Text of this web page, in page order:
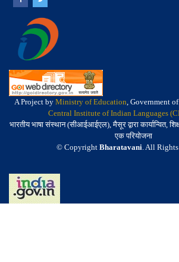
A Project by Ministry of Education, Government
Central Institute of Indian Languages
भारतीय भाषा संस्थान (सीआईआईएल), मैसूर द्वारा कार्यान्वित,
एक परियोजना
© Copyright Bharatavani. All